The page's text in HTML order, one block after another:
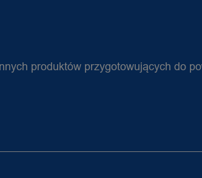
produktów przygotowujących do